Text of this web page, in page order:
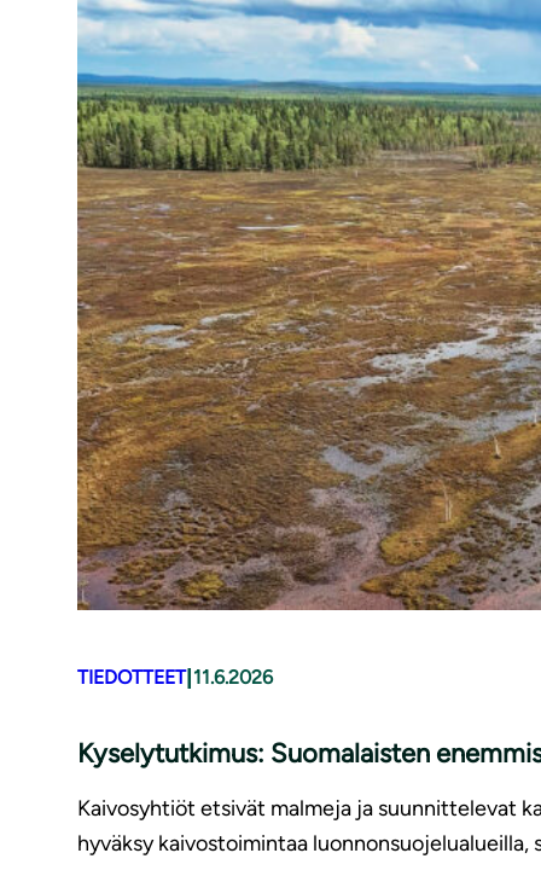
TIEDOTTEET| 11.6.2026
Kyselytutkimus: Suomalaisten
Kaivosyhtiöt etsivät malmeja ja suunnittelevat
hyväksy kaivostoimintaa